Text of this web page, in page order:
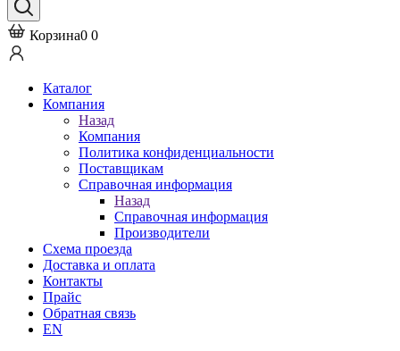
Корзина0 0
Каталог
Компания
Назад
Компания
Политика конфиденциальности
Поставщикам
Справочная информация
Назад
Справочная информация
Производители
Схема проезда
Доставка и оплата
Контакты
Прайс
Обратная связь
EN